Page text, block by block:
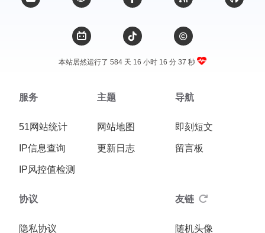
本站居然运行了 584 天 16 小时 16 分 38 秒
服务
51网站统计
IP信息查询
IP风控值检测
主题
网站地图
更新日志
导航
即刻短文
留言板
协议
隐私协议
友链
随机头像